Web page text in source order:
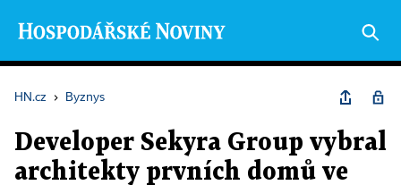
HN.cz › Byznys
Developer Sekyra Group vybral
architekty prvních domů ve